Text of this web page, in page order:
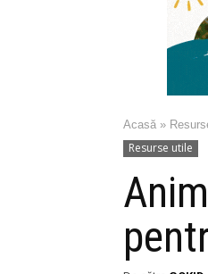
Acasă »
Resurse utile